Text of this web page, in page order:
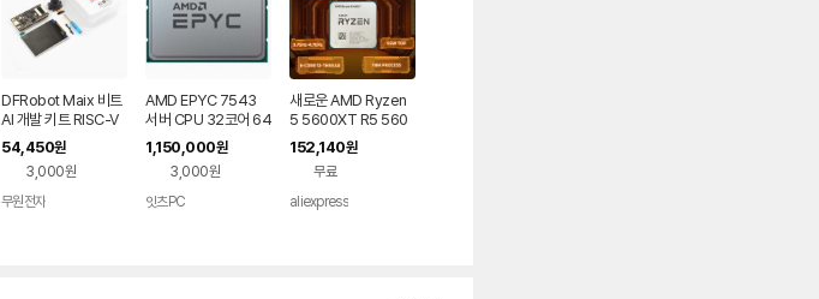
DFRobot Maix 비트
AI 개발 키트 RISC-V
K210 IoT (KIT0155)
54,450원
3,000원
무원전자
AMD EPYC 7543
서버 CPU 32코어 64
스레드
1,150,000원
3,000원
잇츠PC
새로운 AMD Ryzen
5 5600XT R5 560
0XT 6코어 12스레드
3.7GHz 최대 4.7GH
z Zen3 AM4 65W
데스크탑 게이밍 CPU
152,140원
무료
aliexpress